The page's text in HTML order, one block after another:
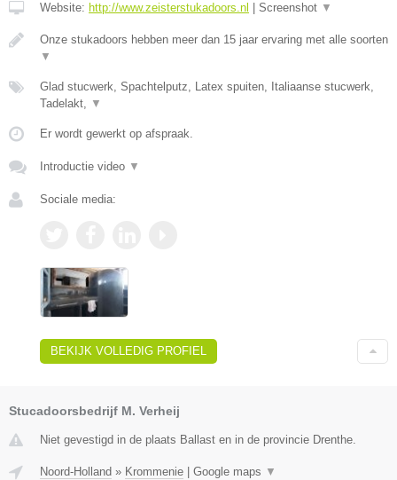
Website: http://www.zeisterstukadoors.nl Screenshot ▼
Onze stukadoors hebben meer dan 15 jaar ervaring met alle soorten
▼
Glad stucwerk, Spachtelputz, Latex spuiten, Italiaanse stucwerk,
Tadelakt, ▼
Er wordt gewerkt op afspraak.
Introductie video ▼
Sociale media:
BEKIJK VOLLEDIG PROFIEL
Stucadoorsbedrijf M. Verheij
Niet gevestigd in de plaats Ballast en in de provincie Drenthe.
Noord-Holland » Krommenie Google maps ▼